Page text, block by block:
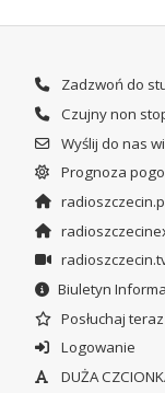
Zadzwoń do
Czujny non
Wyślij do nas
Prognoza
Biuletyn
Posłuchaj teraz
Logowanie
DUŻA